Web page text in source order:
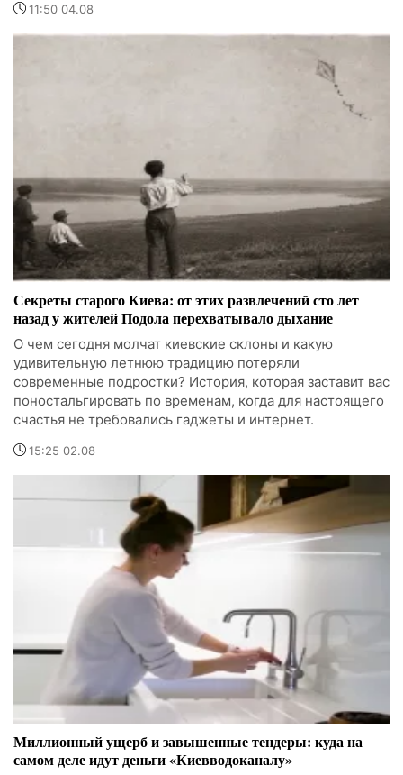
11:50 04.08
Секреты старого Киева: от этих развлечений сто лет
назад у жителей Подола перехватывало дыхание
О чем сегодня молчат киевские склоны и какую
удивительную летнюю традицию потеряли
современные подростки? История, которая заставит вас
поностальгировать по временам, когда для настоящего
счастья не требовались гаджеты и интернет.
15:25 02.08
Миллионный ущерб и завышенные тендеры: куда на
самом деле идут деньги «Киевводоканалу»